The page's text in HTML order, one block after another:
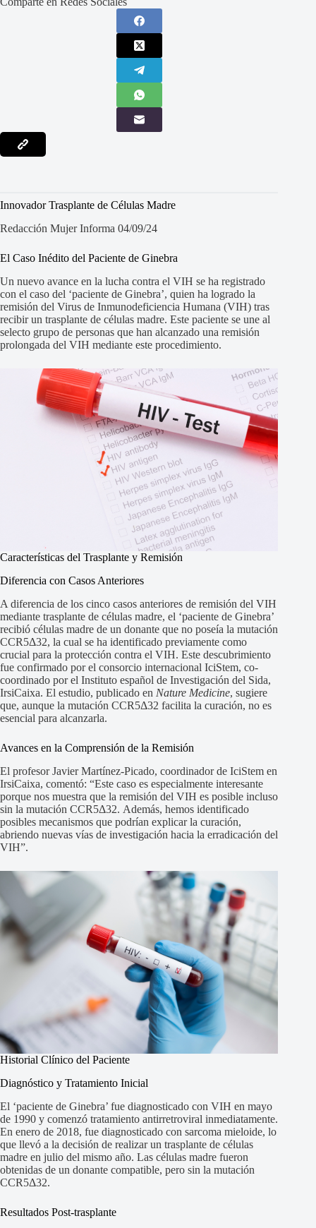
Innovador Trasplante de Células Madre
Redacción Mujer Informa 04/09/24
El Caso Inédito del Paciente de Ginebra
Un nuevo avance en la lucha contra el VIH se ha registrado
con el caso del ‘paciente de Ginebra’, quien ha logrado la
remisión del Virus de Inmunodeficiencia Humana (VIH) tras
recibir un trasplante de células madre. Este paciente se une al
selecto grupo de personas que han alcanzado una remisión
prolongada del VIH mediante este procedimiento.
Características del Trasplante y Remisión
Diferencia con Casos Anteriores
A diferencia de los cinco casos anteriores de remisión del VIH
mediante trasplante de células madre, el ‘paciente de Ginebra’
recibió células madre de un donante que no poseía la mutación
CCR5Δ32, la cual se ha identificado previamente como
crucial para la protección contra el VIH. Este descubrimiento
fue confirmado por el consorcio internacional IciStem, co-
coordinado por el Instituto español de Investigación del Sida,
IrsiCaixa. El estudio, publicado en Nature Medicine, sugiere
que, aunque la mutación CCR5Δ32 facilita la curación, no es
esencial para alcanzarla.
Avances en la Comprensión de la Remisión
El profesor Javier Martínez-Picado, coordinador de IciStem en
IrsiCaixa, comentó: “Este caso es especialmente interesante
porque nos muestra que la remisión del VIH es posible incluso
sin la mutación CCR5Δ32. Además, hemos identificado
posibles mecanismos que podrían explicar la curación,
abriendo nuevas vías de investigación hacia la erradicación del
VIH”.
Historial Clínico del Paciente
Diagnóstico y Tratamiento Inicial
El ‘paciente de Ginebra’ fue diagnosticado con VIH en mayo
de 1990 y comenzó tratamiento antirretroviral inmediatamente.
En enero de 2018, fue diagnosticado con sarcoma mieloide, lo
que llevó a la decisión de realizar un trasplante de células
madre en julio del mismo año. Las células madre fueron
obtenidas de un donante compatible, pero sin la mutación
CCR5Δ32.
Resultados Post-trasplante